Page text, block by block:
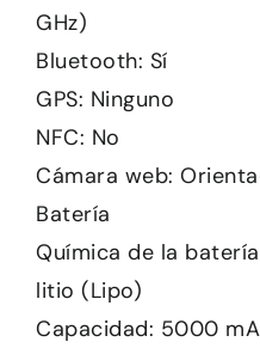
GHz)
Bluetooth: Sí
GPS: Ninguno
NFC: No
Cámara web:
Batería
Química de la
litio (Lipo)
Capacidad: 5000